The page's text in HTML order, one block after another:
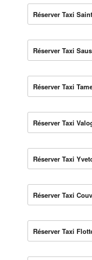
Réserver Taxi
Réserver Taxi
Réserver Taxi
Réserver Taxi
Réserver Taxi
Réserver Taxi
Réserver Taxi